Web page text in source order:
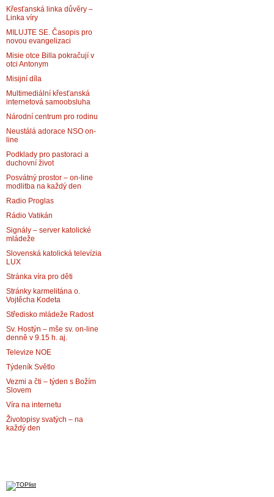
Křesťanská linka důvěry –
Linka víry
MILUJTE SE. Časopis pro
novou evangelizaci
Misie otce Billa pokračují v
otci Antonym
Misijní díla
Multimediální křesťanská
internetová samoobsluha
Národní centrum pro rodinu
Neustálá adorace NSO on-
line
Podklady pro pastoraci a
duchovní život
Posvátný prostor – on-line
modlitba na každý den
Radio Proglas
Rádio Vatikán
Signály – server katolické
mládeže
Slovenská katolická televízia
LUX
Stránka víra pro děti
Stránky karmelitána o.
Vojtěcha Kodeta
Středisko mládeže Radost
Sv. Hostýn – mše sv. on-line
denně v 9.15 h. aj.
Televize NOE
Týdeník Světlo
Vezmi a čti – týden s Božím
Slovem
Víra na internetu
Životopisy svatých – na
každý den